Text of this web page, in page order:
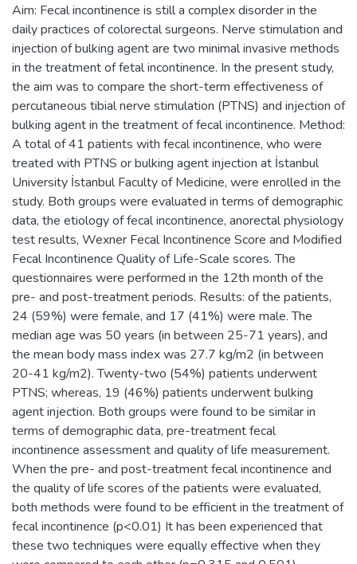
Aim: Fecal incontinence is still a complex disorder in the
daily practices of colorectal surgeons. Nerve stimulation and
injection of bulking agent are two minimal invasive methods
in the treatment of fetal incontinence. In the present study,
the aim was to compare the short-term effectiveness of
percutaneous tibial nerve stimulation (PTNS) and injection of
bulking agent in the treatment of fecal incontinence. Method:
A total of 41 patients with fecal incontinence, who were
treated with PTNS or bulking agent injection at İstanbul
University İstanbul Faculty of Medicine, were enrolled in the
study. Both groups were evaluated in terms of demographic
data, the etiology of fecal incontinence, anorectal physiology
test results, Wexner Fecal Incontinence Score and Modified
Fecal Incontinence Quality of Life-Scale scores. The
questionnaires were performed in the 12th month of the
pre- and post-treatment periods. Results: of the patients,
24 (59%) were female, and 17 (41%) were male. The
median age was 50 years (in between 25-71 years), and
the mean body mass index was 27.7 kg/m2 (in between
20-41 kg/m2). Twenty-two (54%) patients underwent
PTNS; whereas, 19 (46%) patients underwent bulking
agent injection. Both groups were found to be similar in
terms of demographic data, pre-treatment fecal
incontinence assessment and quality of life measurement.
When the pre- and post-treatment fecal incontinence and
the quality of life scores of the patients were evaluated,
both methods were found to be efficient in the treatment of
fecal incontinence (p<0.01) It has been experienced that
these two techniques were equally effective when they